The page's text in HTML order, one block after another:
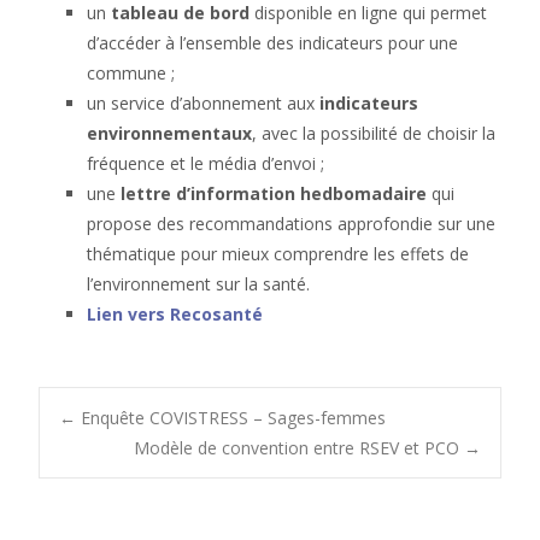
un tableau de bord disponible en ligne qui permet
d’accéder à l’ensemble des indicateurs pour une
commune ;
un service d’abonnement aux indicateurs
environnementaux, avec la possibilité de choisir la
fréquence et le média d’envoi ;
une lettre d’information hedbomadaire qui
propose des recommandations approfondie sur une
thématique pour mieux comprendre les effets de
l’environnement sur la santé.
Lien vers Recosanté
Post
← Enquête COVISTRESS – Sages-femmes
Modèle de convention entre RSEV et PCO →